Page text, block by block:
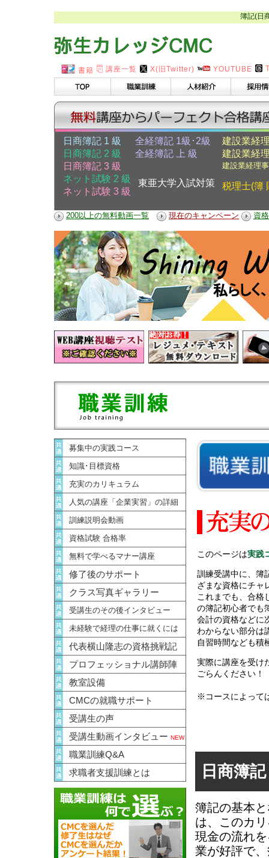
簿記(日
YOUTUBE
X(旧Twitter)
講座一覧
書籍
日商簿記 1 級
日商簿記 2 級
日商簿記 3 級
ネット試験 2 級
ネット試験 3 級
全経簿記 1級･2級
全経簿記 上 級
東亜大学入試対策
建設業経
建設業経
建設業経理
税理士(簿
200以上の無料動画一覧 現在のキャンペーン 資
募集中の実践コース
知識･目標資格
充実のカリキュラム
人気の講座「企業実習」の詳細
訓練説明会動画
資格試験 合格率
無料で学べるマナー講座
修了後のサポート
クラス写真ギャラリー
受講生のその後インタビュー
未経験で経理の仕事に就くには
代表横山隆志の資格挑戦記
プロフェッショナル講師陣
教室設備
CMCの就職サポート
受講生の声
受講生動画インタビュー NEW
職業訓練Q&A
求職者支援訓練とは
このページは実践
訓練受講中に、簿
ざまな資格にチャ
これまでも、合格
の簿記初心者でも
会計の資格などに
わからない部分は
自習時間なども積
実際に講座を受け
ごらんください！
※コースによって
日商簿
簿記の基本
は、このカ
現金の流れ
業が好評で